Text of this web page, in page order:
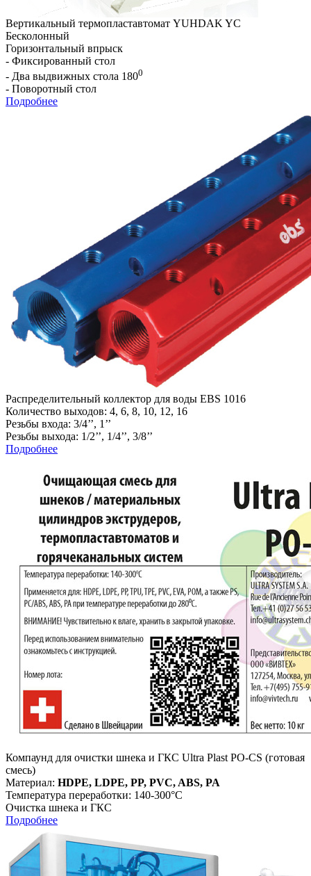
Вертикальный термопластавтомат YUHDAK YC
Бесколонный
Горизонтальный впрыск
- Фиксированный стол
- Два выдвижных стола 1800
- Поворотный стол
Подробнее
Распределительный коллектор для воды EBS 1016
Количество выходов: 4, 6, 8, 10, 12, 16
Резьбы входа: 3/4’’, 1’’
Резьбы выхода: 1/2’’, 1/4’’, 3/8’’
Подробнее
Компаунд для очистки шнека и ГКС Ultra Plast PO-CS (готовая
смесь)
Материал: HDPE, LDPE, PP, PVC, ABS, PA
Температура переработки: 140-300°С
Очистка шнека и ГКС
Подробнее